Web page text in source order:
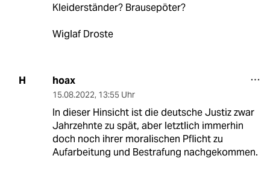
Kleiderständer? Brausepöter?
Wiglaf Droste
H hoax
15.08.2022, 13:55 Uhr
In dieser Hinsicht ist die deutsche Justiz zwar
Jahrzehnte zu spät, aber letztlich immerhin
doch noch ihrer moralischen Pflicht zu
Aufarbeitung und Bestrafung nachgekommen.